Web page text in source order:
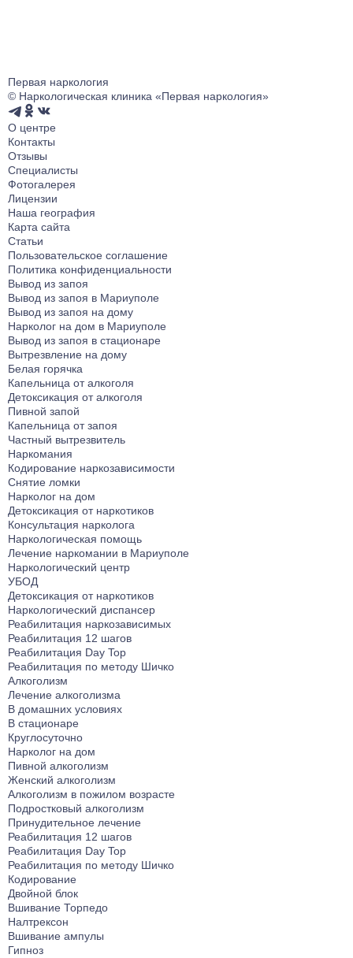
Первая наркология
© Наркологическая клиника «Первая наркология»
О центре
Контакты
Отзывы
Специалисты
Фотогалерея
Лицензии
Наша география
Карта сайта
Статьи
Пользовательское соглашение
Политика конфиденциальности
Вывод из запоя
Вывод из запоя в Мариуполе
Вывод из запоя на дому
Нарколог на дом в Мариуполе
Вывод из запоя в стационаре
Вытрезвление на дому
Белая горячка
Капельница от алкоголя
Детоксикация от алкоголя
Пивной запой
Капельница от запоя
Частный вытрезвитель
Наркомания
Кодирование наркозависимости
Снятие ломки
Нарколог на дом
Детоксикация от наркотиков
Консультация нарколога
Наркологическая помощь
Лечение наркомании в Мариуполе
Наркологический центр
УБОД
Детоксикация от наркотиков
Наркологический диспансер
Реабилитация наркозависимых
Реабилитация 12 шагов
Реабилитация Day Top
Реабилитация по методу Шичко
Алкоголизм
Лечение алкоголизма
В домашних условиях
В стационаре
Круглосуточно
Нарколог на дом
Пивной алкоголизм
Женский алкоголизм
Алкоголизм в пожилом возрасте
Подростковый алкоголизм
Принудительное лечение
Реабилитация 12 шагов
Реабилитация Day Top
Реабилитация по методу Шичко
Кодирование
Двойной блок
Вшивание Торпедо
Налтрексон
Вшивание ампулы
Гипноз